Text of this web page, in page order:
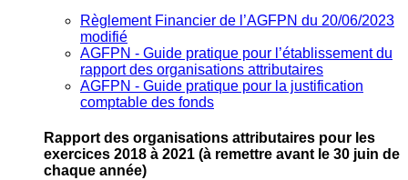
Règlement Financier de l’AGFPN du 20/06/2023
modifié
AGFPN ‐ Guide pratique pour l’établissement du
rapport des organisations attributaires
AGFPN ‐ Guide pratique pour la justification
comptable des fonds
Rapport des organisations attributaires pour les
exercices 2018 à 2021 (à remettre avant le 30 juin de
chaque année)